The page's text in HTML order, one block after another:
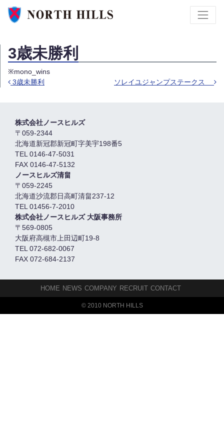
3歳未勝利
※mono_wins
3歳未勝利 ソレイユジャンプステークス
株式会社ノースヒルズ
〒059-2344
北海道新冠郡新冠町字美宇198番5
TEL 0146-47-5031
FAX 0146-47-5132
ノースヒルズ清畠
〒059-2245
北海道沙流郡日高町清畠237-12
TEL 01456-7-2010
株式会社ノースヒルズ 大阪事務所
〒569-0805
大阪府高槻市上田辺町19-8
TEL 072-682-0067
FAX 072-684-2137
HOME NEWS COMPANY RECRUIT CONTACT
© 2010 NORTH HILLS